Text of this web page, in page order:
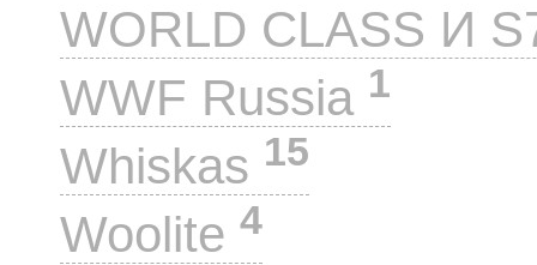
WORLD CLASS И
WWF Russia 1
Whiskas 15
Woolite 4